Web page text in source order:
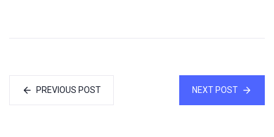
PREVIOUS POST NEXT POST